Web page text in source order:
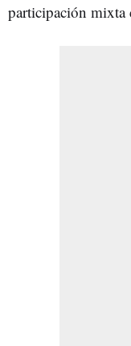
participación mixta